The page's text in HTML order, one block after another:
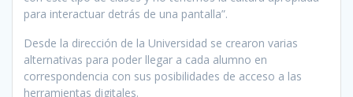
para interactuar detrás de una pantalla”.
Desde la dirección de la Universidad se crearon varias
alternativas para poder llegar a cada alumno en
correspondencia con sus posibilidades de acceso a las
herramientas digitales.